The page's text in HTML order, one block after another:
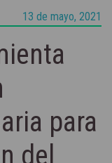
13 de mayo, 2021
para
del